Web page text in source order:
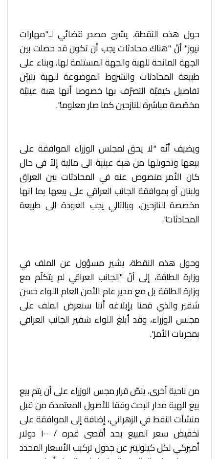
حول هذه النقطة، يشرح مصدر قضائي لـ"مهارات
نيوز" أنّ "هناك محادثات يجب أن تكون قد حصلت بين
الجهة المانحة للهبة والجهة المستلمة لها، وبناء على
طبيعة المحادثات والشروط الموضوعة للهبة يتبيّن
تفاصيل كيفيّة التصرّف بها خصوصا أنها هبة عينيّة
مخصّصة مباشرة للنازحين كما صار معلوما".
ويضيف أنّه "لا يحق لمجلس الوزراء الموافقة على
بيعها وتحويلها من هبة عينية الى مالية إلاّ في حال
كان الأمر منصوص عنه في المحادثات بين العراق
ولبنان أو بموافقة الجانب العراقي على بيعها بما انها
مخصصة للنازحين، وبالتالي يجب العودة الى طبيعة
المحادثات".
وحول هذه النقطة، يشير مسؤول عن الملف في
وزارة الطاقة، إلى أنّ "الجانب العراقي لم يتكلّم مع
وزارة الطاقة بل مع مدير عام الأمن العام اللواء حسن
شقير والذي قمنا بإبلاغه أننا سنعرض الملف على
مجلس الوزراء، وقد أبلغ اللواء شقير الجانب العراقي
بمجريات الأمر".
من ناحية أخرى، ينصّ قرار مجس الوزراء على أن يتم بيع
بيع الهبة مدار البحث وفقا للأصول المعتمدة من قبل
منشآت النفط في الزهراني، إضافة إلى الموافقة على
تخفيض سعر المبيع بحد أقصى قدره / ۱۰۰ دولار
أميركي لكل كيلوليتر عن جدول تركيب الأسعار المحدد